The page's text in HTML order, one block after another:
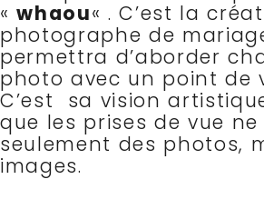
«whaou« . C’est la
photographe de
permettra d’aborder
photo avec un point de
C’est sa vision
que les prises de vue
seulement des photos,
images.